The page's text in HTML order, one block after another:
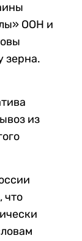
ООН и
зерна.
из
, что